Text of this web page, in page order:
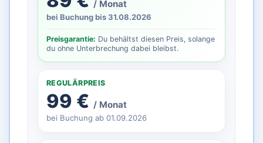
/ Monat
bei Buchung bis 31.08.2026
Preisgarantie: Du behältst diesen Preis, solange
du ohne Unterbrechung dabei bleibst.
REGULÄRPREIS
99 € / Monat
bei Buchung ab 01.09.2026